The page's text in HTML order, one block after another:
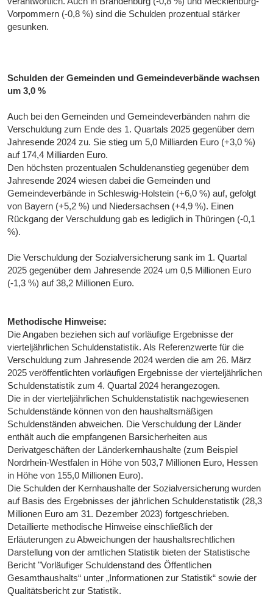
Vorpommern (-0,8 %) sind die Schulden prozentual stärker
gesunken.
Schulden der Gemeinden und Gemeindeverbände wachsen
um 3,0 %
Auch bei den Gemeinden und Gemeindeverbänden nahm die
Verschuldung zum Ende des 1. Quartals 2025 gegenüber dem
Jahresende 2024 zu. Sie stieg um 5,0 Milliarden Euro (+3,0 %)
auf 174,4 Milliarden Euro.
Den höchsten prozentualen Schuldenanstieg gegenüber dem
Jahresende 2024 wiesen dabei die Gemeinden und
Gemeindeverbände in Schleswig-Holstein (+6,0 %) auf, gefolgt
von Bayern (+5,2 %) und Niedersachsen (+4,9 %). Einen
Rückgang der Verschuldung gab es lediglich in Thüringen (-0,1
%).
Die Verschuldung der Sozialversicherung sank im 1. Quartal
2025 gegenüber dem Jahresende 2024 um 0,5 Millionen Euro
(-1,3 %) auf 38,2 Millionen Euro.
Methodische Hinweise:
Die Angaben beziehen sich auf vorläufige Ergebnisse der
vierteljährlichen Schuldenstatistik. Als Referenzwerte für die
Verschuldung zum Jahresende 2024 werden die am 26. März
2025 veröffentlichten vorläufigen Ergebnisse der vierteljährlichen
Schuldenstatistik zum 4. Quartal 2024 herangezogen.
Die in der vierteljährlichen Schuldenstatistik nachgewiesenen
Schuldenstände können von den haushaltsmäßigen
Schuldenständen abweichen. Die Verschuldung der Länder
enthält auch die empfangenen Barsicherheiten aus
Derivatgeschäften der Länderkernhaushalte (zum Beispiel
Nordrhein-Westfalen in Höhe von 503,7 Millionen Euro, Hessen
in Höhe von 155,0 Millionen Euro).
Die Schulden der Kernhaushalte der Sozialversicherung wurden
auf Basis des Ergebnisses der jährlichen Schuldenstatistik (28,3
Millionen Euro am 31. Dezember 2023) fortgeschrieben.
Detaillierte methodische Hinweise einschließlich der
Erläuterungen zu Abweichungen der haushaltsrechtlichen
Darstellung von der amtlichen Statistik bieten der Statistische
Bericht "Vorläufiger Schuldenstand des Öffentlichen
Gesamthaushalts“ unter „Informationen zur Statistik“ sowie der
Qualitätsbericht zur Statistik.